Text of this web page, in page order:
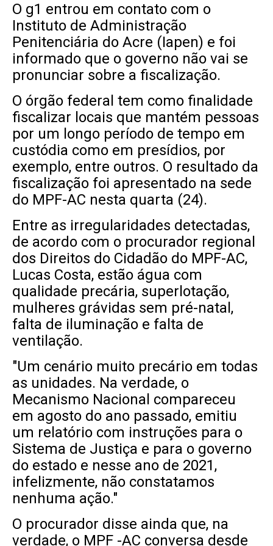
O g1 entrou em contato com o
Instituto de Administração
Penitenciária do Acre (Iapen) e foi
informado que o governo não vai se
pronunciar sobre a fiscalização.
O órgão federal tem como finalidade
fiscalizar locais que mantém pessoas
por um longo período de tempo em
custódia como em presídios, por
exemplo, entre outros. O resultado da
fiscalização foi apresentado na sede
do MPF-AC nesta quarta (24).
Entre as irregularidades detectadas,
de acordo com o procurador regional
dos Direitos do Cidadão do MPF-AC,
Lucas Costa, estão água com
qualidade precária, superlotação,
mulheres grávidas sem pré-natal,
falta de iluminação e falta de
ventilação.
"Um cenário muito precário em todas
as unidades. Na verdade, o
Mecanismo Nacional compareceu
em agosto do ano passado, emitiu
um relatório com instruções para o
Sistema de Justiça e para o governo
do estado e nesse ano de 2021,
infelizmente, não constatamos
nenhuma ação."
O procurador disse ainda que, na
verdade, o MPF -AC conversa desde